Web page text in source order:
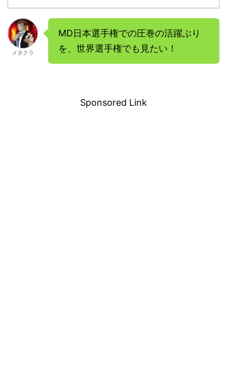
メタクラ
MD日本選手権での圧巻の活躍ぶり
を、世界選手権でも見たい！
Sponsored Link